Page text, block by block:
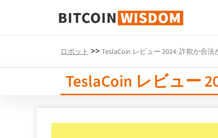
ビットコインの知恵
ロボット >> TeslaCoin レビュー 2024: 詐欺か合法
TeslaCoin レビュー